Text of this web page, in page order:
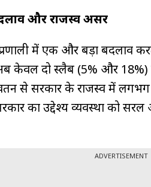
और राजस्व असर
में एक और बड़ा बदलाव
केवल दो स्लैब (5% और 18%)
से सरकार के राजस्व में
का उद्देश्य व्यवस्था को
ADVERTISEMENT